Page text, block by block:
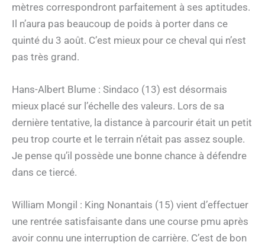
mètres correspondront parfaitement à ses aptitudes.
Il n’aura pas beaucoup de poids à porter dans ce
quinté du 3 août. C’est mieux pour ce cheval qui n’est
pas très grand.
Hans-Albert Blume : Sindaco (13) est désormais
mieux placé sur l’échelle des valeurs. Lors de sa
dernière tentative, la distance à parcourir était un petit
peu trop courte et le terrain n’était pas assez souple.
Je pense qu’il possède une bonne chance à défendre
dans ce tiercé.
William Mongil : King Nonantais (15) vient d’effectuer
une rentrée satisfaisante dans une course pmu après
avoir connu une interruption de carrière. C’est de bon